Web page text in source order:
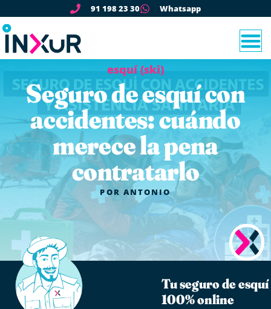
91 198 23 30 Whatsapp
esquí (ski)
Seguro de esquí con
accidentes: cuándo
merece la pena
contratarlo
POR ANTONIO
Tu seguro de esquí
100% online